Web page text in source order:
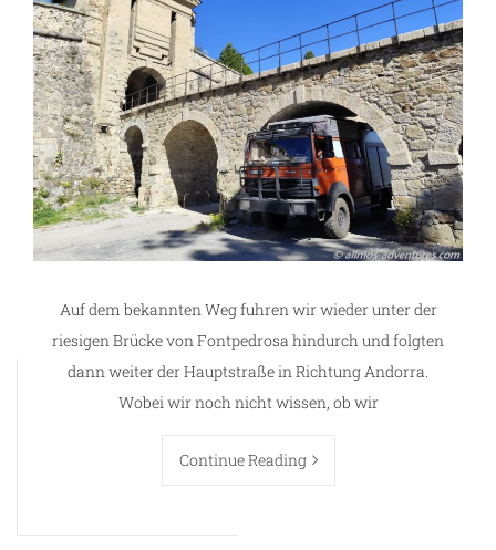
Auf dem bekannten Weg fuhren wir wieder unter der
riesigen Brücke von Fontpedrosa hindurch und folgten
dann weiter der Hauptstraße in Richtung Andorra.
Wobei wir noch nicht wissen, ob wir
Continue Reading